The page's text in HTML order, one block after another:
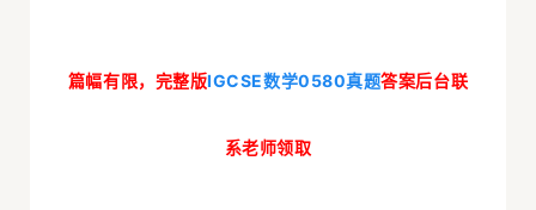
篇幅有限，完整版IGCSE数学0580真题答案后台联
系老师领取